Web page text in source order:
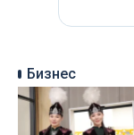
Бизнес